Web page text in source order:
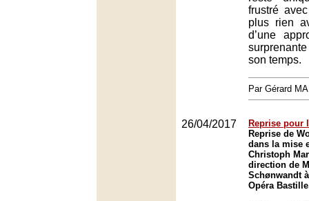
frustré
plus rien
d’une
son temps.
Par Gérard
26/04/2017
Reprise pour
Reprise de
dans la mise
Christoph
direction de
Schønwandt
Opéra